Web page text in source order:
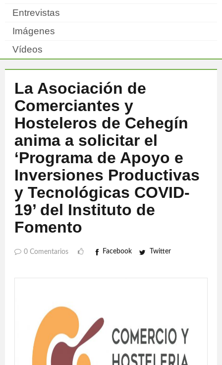
Entrevistas
Imágenes
Vídeos
La Asociación de
Comerciantes y
Hosteleros de Cehegín
anima a solicitar el
‘Programa de Apoyo e
Inversiones Productivas
y Tecnológicas COVID-
19’ del Instituto de
Fomento
0 Comentarios Facebook Twitter